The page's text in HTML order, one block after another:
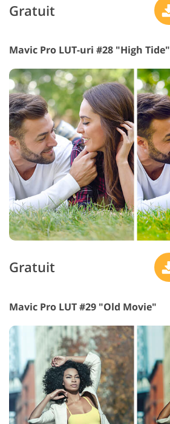
Gratuit
Mavic Pro LUT-uri #28 "High Tide"
Gratuit
Mavic Pro LUT #29 "Old Movie"